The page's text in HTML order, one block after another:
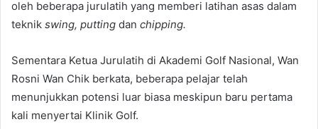
oleh beberapa jurulatih yang memberi latihan asas dalam
teknik swing, putting dan chipping.
Sementara Ketua Jurulatih di Akademi Golf Nasional, Wan
Rosni Wan Chik berkata, beberapa pelajar telah
menunjukkan potensi luar biasa meskipun baru pertama
kali menyertai Klinik Golf.